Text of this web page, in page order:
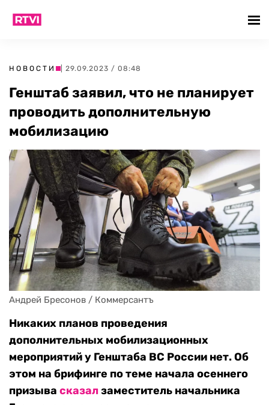
НОВОСТИ | 29.09.2023 / 08:48
Генштаб заявил, что не планирует
проводить дополнительную
мобилизацию
Андрей Бресонов / Коммерсантъ
Никаких планов проведения
дополнительных мобилизационных
мероприятий у Генштаба ВС России нет. Об
этом на брифинге по теме начала осеннего
призыва сказалзаместитель начальника